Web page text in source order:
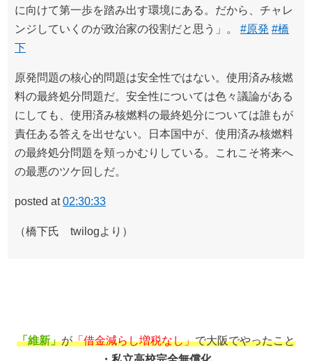
に向けて第一歩を踏み出す環境にある。だから、チャレ
ンジしていくのが政治家の役割だと思う」。 #原発 #橋
下
原発問題の核心的問題は安全性ではない。使用済み核燃
料の最終処分問題だ。安全性については色々議論がある
にしても、使用済み核燃料の最終処分については誰もが
責任ある答えを出せない。日本国中が、使用済み核燃料
の最終処分問題を頬っかむりしている。これこそ将来へ
の最悪のツケ回しだ。
posted at02:30:33
（橋下氏 twilogより）
「維新」が「借金減らし増税なし」で大阪でやったこと